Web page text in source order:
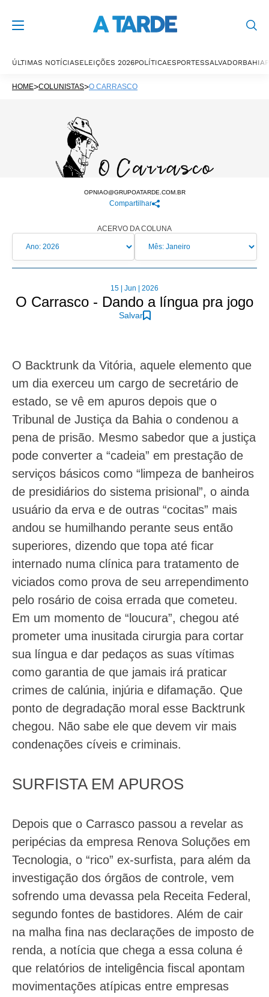
ÚLTIMAS NOTÍCIASELEIÇÕES 2026POLÍTICAESPORTESSALVADORBAHIA
HOME>COLUNISTAS>O CARRASCO
Compartilhar
OPNIAO@GRUPOATARDE.COM.BR
ACERVO DA COLUNA
15 | Jun | 2026
O Carrasco - Dando a língua pra jogo
Salvar
O Backtrunk da Vitória, aquele elemento que
um dia exerceu um cargo de secretário de
estado, se vê em apuros depois que o
Tribunal de Justiça da Bahia o condenou a
pena de prisão. Mesmo sabedor que a justiça
pode converter a “cadeia” em prestação de
serviços básicos como “limpeza de banheiros
de presidiários do sistema prisional”, o ainda
usuário da erva e de outras “cocitas” mais
andou se humilhando perante seus então
superiores, dizendo que topa até ficar
internado numa clínica para tratamento de
viciados como prova de seu arrependimento
pelo rosário de coisa errada que cometeu.
Em um momento de “loucura”, chegou até
prometer uma inusitada cirurgia para cortar
sua língua e dar pedaços as suas vítimas
como garantia de que jamais irá praticar
crimes de calúnia, injúria e difamação. Que
ponto de degradação moral esse Backtrunk
chegou. Não sabe ele que devem vir mais
condenações cíveis e criminais.
SURFISTA EM APUROS
Depois que o Carrasco passou a revelar as
peripécias da empresa Renova Soluções em
Tecnologia, o “rico” ex-surfista, para além da
investigação dos órgãos de controle, vem
sofrendo uma devassa pela Receita Federal,
segundo fontes de bastidores. Além de cair
na malha fina nas declarações de imposto de
renda, a notícia que chega a essa coluna é
que relatórios de inteligência fiscal apontam
movimentações atípicas entre empresas